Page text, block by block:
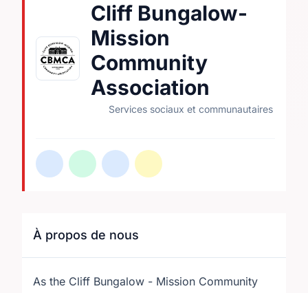
Cliff Bungalow-
Mission
Community
Association
Services sociaux et communautaires
À propos de nous
As the Cliff Bungalow - Mission Community